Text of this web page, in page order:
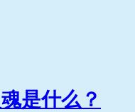
是什么？